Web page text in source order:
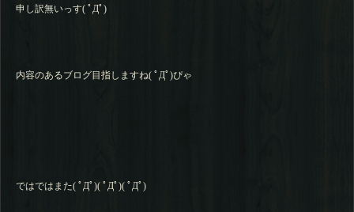
申し訳無いっす( ﾟДﾟ)
内容のあるブログ目指しますね( ﾟДﾟ)ぴゃ
ではではまた( ﾟДﾟ)( ﾟДﾟ)( ﾟДﾟ)